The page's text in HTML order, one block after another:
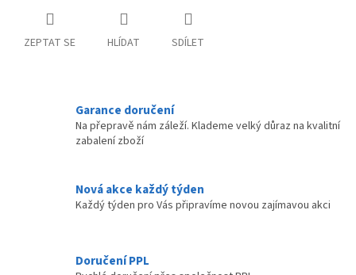
ZEPTAT SE HLÍDAT SDÍLET
Garance doručení
Na přepravě nám záleží. Klademe velký důraz na kvalitní
zabalení zboží
Nová akce každý týden
Každý týden pro Vás připravíme novou zajímavou akci
Doručení PPL